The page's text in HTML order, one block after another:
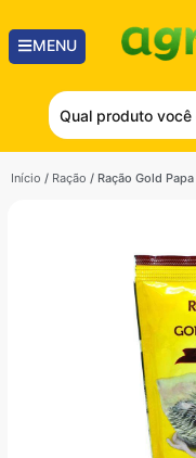
MENU
Início / Ração / Ração Gold